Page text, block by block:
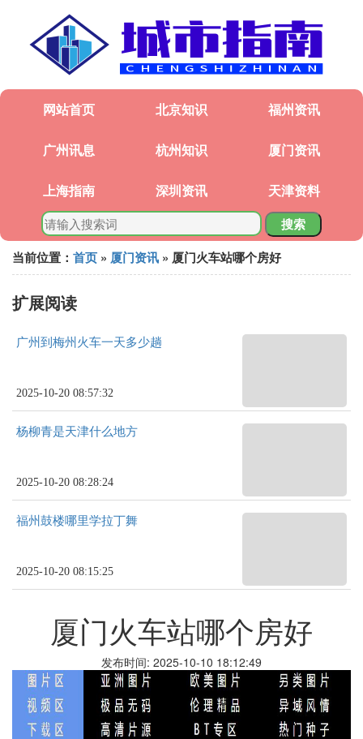
网站首页 北京知识 福州资讯
广州讯息 杭州知识 厦门资讯
上海指南 深圳资讯 天津资料
搜索
当前位置： 首页 » 厦门资讯 » 厦门火车站哪个房好
扩展阅读
广州到梅州火车一天多少趟
2025-10-20 08:57:32
杨柳青是天津什么地方
2025-10-20 08:28:24
福州鼓楼哪里学拉丁舞
2025-10-20 08:15:25
厦门火车站哪个房好
发布时间: 2025-10-10 18:12:49